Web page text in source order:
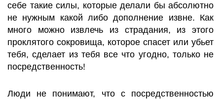
себе такие силы, которые делали бы абсолютно
не нужным какой либо дополнение извне. Как
много можно извлечь из страдания, из этого
проклятого сокровища, которое спасет или убьет
тебя, сделает из тебя все что угодно, только не
посредственность!
Люди не понимают, что с посредственностью